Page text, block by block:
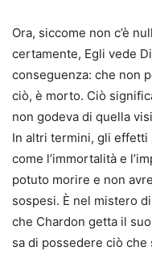
Ora, siccome non c’è
certamente, Egli vede
conseguenza: che non
ciò, è morto. Ciò
non godeva di quella
In altri termini, gli effetti
come l’immortalità e
potuto morire e non
sospesi. È nel mistero
che Chardon getta il
sa di possedere ciò